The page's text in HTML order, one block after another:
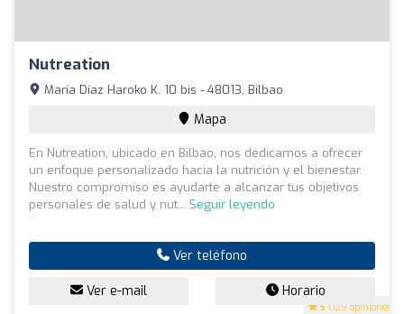
Nutreation
5 (129 opiniones)
María Díaz Haroko K. 10 bis - 48013, Bilbao
Mapa
En Nutreation, ubicado en Bilbao, nos dedicamos a ofrecer
un enfoque personalizado hacia la nutrición y el bienestar.
Nuestro compromiso es ayudarte a alcanzar tus objetivos
personales de salud y nut... Seguir leyendo
Ver teléfono
Ver e-mail Horario